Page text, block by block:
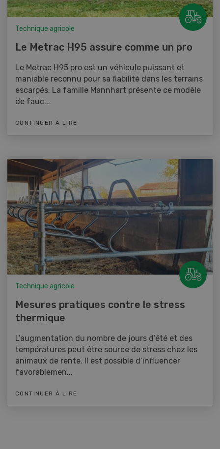
Technique agricole
Le Metrac H95 assure comme un pro
Le Metrac H95 pro est un véhicule puissant et
maniable reconnu pour sa fiabilité dans les terrains
escarpés. La famille Mannhart présente ce modèle
de fauc...
CONTINUER À LIRE
Technique agricole
Mesures pratiques contre le stress
thermique
L’augmentation du nombre de jours d’été et des
températures peut être source de stress chez les
animaux de rente. Il est possible d’influencer
favorablemen...
CONTINUER À LIRE